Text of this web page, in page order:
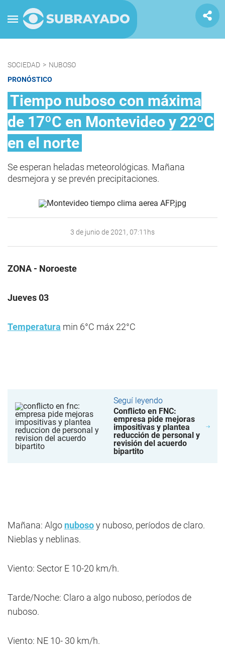
SOCIEDAD > NUBOSO
PRONÓSTICO
Tiempo nuboso con máxima
de 17ºC en Montevideo y 22ºC
en el norte
Se esperan heladas meteorológicas. Mañana
desmejora y se prevén precipitaciones.
3 de junio de 2021, 07:11hs
ZONA - Noroeste
Jueves 03
Temperatura min 6°C máx 22°C
Seguí leyendo
Conflicto en FNC:
empresa pide mejoras
impositivas y plantea
reducción de personal y
revisión del acuerdo
bipartito
Mañana: Algo nubosoy nuboso, períodos de claro.
Nieblas y neblinas.
Viento: Sector E 10-20 km/h.
Tarde/Noche: Claro a algo nuboso, períodos de
nuboso.
Viento: NE 10- 30 km/h.